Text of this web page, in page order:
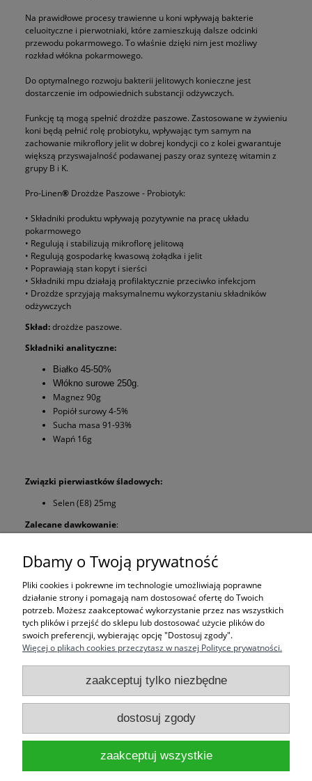
Na prawidłowe procesy trawienne u koni wpływają bakterie
celuoityczne i pierwotniaki, które zamieszkują dalsze odcinki
przewodu pokarmowego. To właśnie dzięki nim jest możliwy
rozkład włókna pokarmowego.
Do optymalnego rozwoju bakterii jelitowych konieczne jest
dostarczenie im odpowiednich substancji odżywczych.
Funkcję tą mogą spełnić drożdże paszowe. Zastosowane w żywieniu
koni będą pełnić rolę probiotyku, wpływając tym samym na
zachowanie mikroflory jelit w dobrej kondycji co z kolei gwarantuje
większą przyswajalność podawanej paszy oraz syntezę witamin z
grupy B i K.
Pro-Linen® Drożdże Paszowe - Probiotyk:
• Składniki produktu wpływają pozytywnie na pracę układu
pokarmowego
• Regulują i stabilizują mikroflorę jelitową
• Regulują gospodarkę kwasową żołądka i jelit
• Poprawiają stan kopyt i sierści
• Składniki mpu działają profilaktycznie przeciwko infekcjom
• Drożdże sprzyjają maksymalnemu wykorzystaniu składników
odżywczych
Skład:drożdże paszowe.
Składniki analityczne:
Białko 45-50%
Włókno surowe 250g.
Magnez 90g
Popiół surowy 4-5%
Sucha masa 91-93%
Wapń 16g
Związki pierwiastków śladowych:
Selen (E8) 25mg
Zalecane dawkowanie:
kg.
Pomoc
Moje konto
Informacje
Dbamy o Twoją prywatność
Pliki cookies i pokrewne im technologie umożliwiają poprawne
działanie strony i pomagają nam dostosować ofertę do Twoich
potrzeb. Możesz zaakceptować wykorzystanie przez nas wszystkich
tych plików i przejść do sklepu lub dostosować użycie plików do
swoich preferencji, wybierając opcję "Dostosuj zgody".
Więcej o plikach cookies przeczytasz w naszej Polityce prywatności.
zaakceptuj tylko niezbędne
dostosuj zgody
zaakceptuj wszystkie